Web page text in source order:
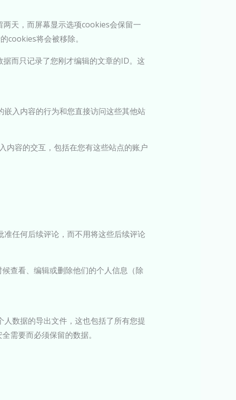
天，而屏幕显示选项cookies会保留一
cookies将会被移除。
而只记录了您刚才编辑的文章的ID。这
入内容的行为和您直接访问这些其他站
内容的交互，包括在您有这些站点的账户
任何后续评论，而不用将这些后续评论
查看、编辑或删除他们的个人信息（除
数据的导出文件，这也包括了所有您提
需要而必须保留的数据。